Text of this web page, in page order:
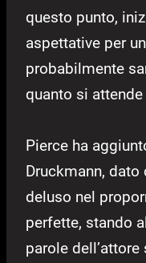
questo punto,
aspettative per
probabilmente
quanto si attende
Pierce ha
Druckmann, dato
deluso nel
perfette, stando
parole